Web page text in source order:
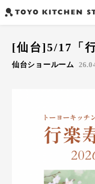
製品を探す
システムキッチン
ジャーナルを読む
オンラインストア
[仙台]5/17「
仙台ショールーム